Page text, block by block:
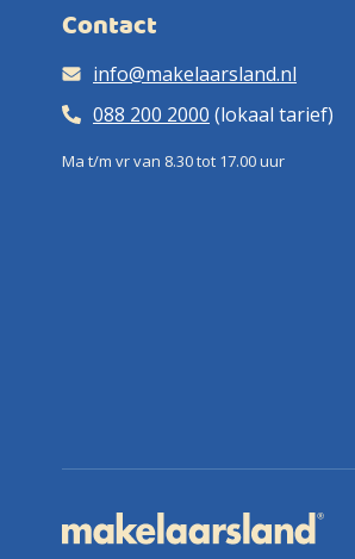
Contact
info@makelaarsland.nl
088 200 2000 (lokaal tarief)
Ma t/m vr van 8.30 tot 17.00 uur